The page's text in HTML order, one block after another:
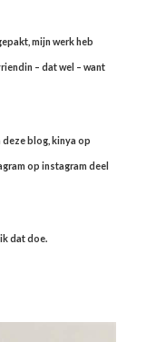
mijn werk heb
– dat wel – want
deze blog, kinya op
op instagram deel
dat doe.